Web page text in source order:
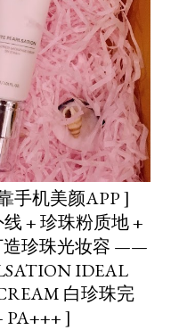
手机美颜APP ]
+ 珍珠粉质地 +
造珍珠光妆容 ——
IDEAL
白珍珠完
PA+++ ]